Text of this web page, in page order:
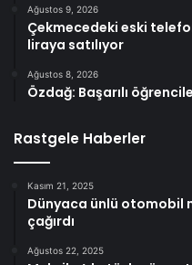
Ağustos 9, 2026
Çekmecedeki eski
liraya satılıyor
Ağustos 8, 2026
Özdağ: Başarılı
Rastgele Haberler
Kasım 21, 2025
Dünyaca ünlü otomobil
çağırdı
Ağustos 22, 2025